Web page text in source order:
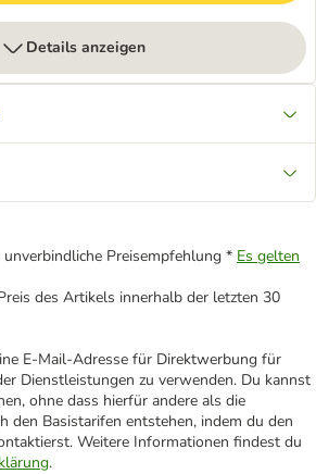
Details anzeigen
Preisempfehlung * Es gelten
des Artikels innerhalb der letzten 30
E-Mail-Adresse für Direktwerbung für
Dienstleistungen zu verwenden. Du kannst
ohne dass hierfür andere als die
den Basistarifen entstehen, indem du den
Weitere Informationen findest du
.